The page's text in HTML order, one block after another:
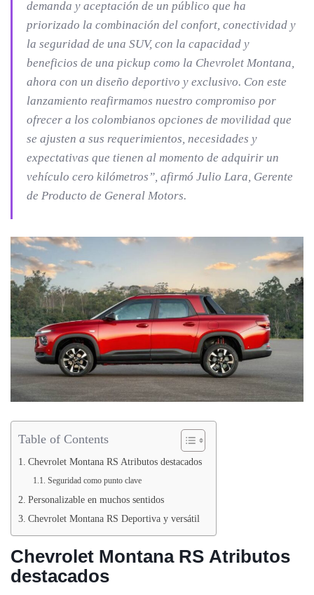
demanda y aceptación de un público que ha
priorizado la combinación del confort, conectividad y
la seguridad de una SUV, con la capacidad y
beneficios de una pickup como la Chevrolet Montana,
ahora con un diseño deportivo y exclusivo. Con este
lanzamiento reafirmamos nuestro compromiso por
ofrecer a los colombianos opciones de movilidad que
se ajusten a sus requerimientos, necesidades y
expectativas que tienen al momento de adquirir un
vehículo cero kilómetros”, afirmó Julio Lara, Gerente
de Producto de General Motors.
Table of Contents
Chevrolet Montana RS Atributos destacados
Seguridad como punto clave
Personalizable en muchos sentidos
Chevrolet Montana RS Deportiva y versátil
Chevrolet Montana RS Atributos
destacados